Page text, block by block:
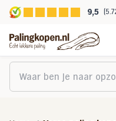
9,5